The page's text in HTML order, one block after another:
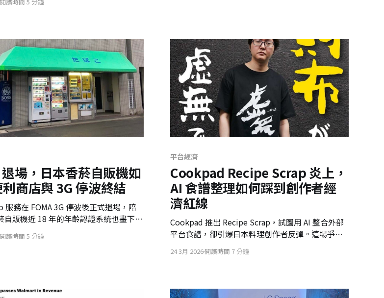
能把人力從收銀記憶與辨識壓力中釋放
場，日本香菸自販機如
商店與 3G 停波終結
服務在 FOMA 3G 停波後正式退場，陪
自販機近 18 年的年齡認證系統也畫下句
失不只是技術終止，更帶出便利商店通
硬體依賴的零售風險。
讀時間 5 分鐘
平台經濟
Cookpad Recipe Scrap 炎上，
AI 食譜整理如何踩到創作者經
濟紅線
Cookpad 推出 Recipe Scrap，試圖用 AI 整合外部
平台食譜，卻引爆日本料理創作者反彈。這場爭議
揭示平台若只把創作者內容視為素材庫，將在 AI 與
零點擊時代破壞內容生態，也削弱未來零售媒體的
24 3月 2026閱讀時間 7 分鐘